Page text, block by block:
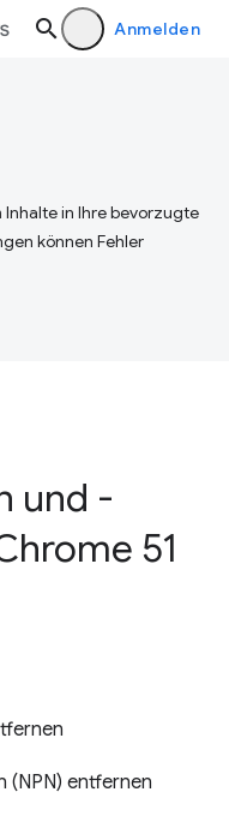
Anmelden
in Ihre bevorzugte
können Fehler
und -
51
(NPN) entfernen